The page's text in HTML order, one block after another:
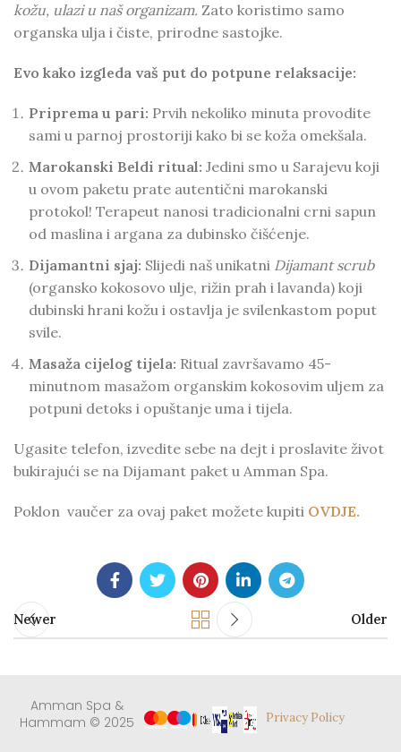
kožu, ulazi u naš organizam. Zato koristimo samo
organska ulja i čiste, prirodne sastojke.
Evo kako izgleda vaš put do potpune relaksacije:
Priprema u pari: Prvih nekoliko minuta provodite
sami u parnoj prostoriji kako bi se koža omekšala.
Marokanski Beldi ritual: Jedini smo u Sarajevu koji
u ovom paketu prate autentični marokanski
protokol! Terapeut nanosi tradicionalni crni sapun
od maslina i argana za dubinsko čišćenje.
Dijamantni sjaj: Slijedi naš unikatni Dijamant scrub
(organsko kokosovo ulje, rižin prah i lavanda) koji
dubinski hrani kožu i ostavlja je svilenkastom poput
svile.
Masaža cijelog tijela: Ritual završavamo 45-
minutnom masažom organskim kokosovim uljem za
potpuni detoks i opuštanje uma i tijela.
Ugasite telefon, izvedite sebe na dejt i proslavite život
bukirajući se na Dijamant paket u Amman Spa.
Poklon vaučer za ovaj paket možete kupiti OVDJE.
Newer Older
Amman Spa &
Hammam © 2025
Privacy Policy